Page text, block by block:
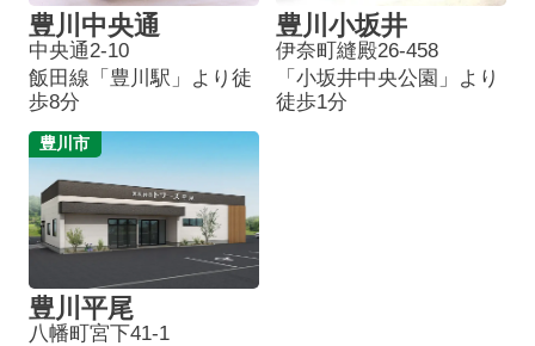
豊川中央通
中央通2-10
飯田線「豊川駅」より徒
歩8分
豊川小坂井
伊奈町縫殿26-458
「小坂井中央公園」より
徒歩1分
豊川市
豊川平尾
八幡町宮下41-1